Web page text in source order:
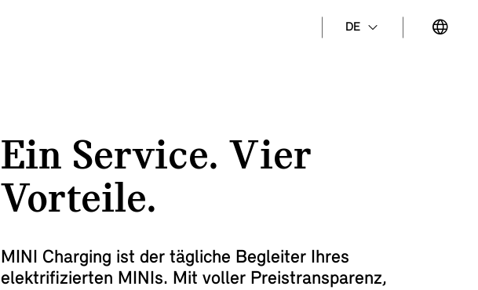
DE
Ein Service. Vier
Vorteile.
MINI Charging ist der tägliche Begleiter Ihres
elektrifizierten MINIs. Mit voller Preistransparenz,